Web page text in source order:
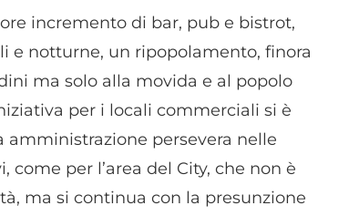
dati di geolocalizzazione precisi, Riconoscere i
in base a informazioni richieste attivamente.
la sicurezza, prevenire e rilevare frodi,
errori, Erogare e presentare
e contenuto, Salvare e comunicare le
privacy.
incremento di bar, pub e bistrot,
e notturne, un ripopolamento, finora
ma solo alla movida e al popolo
per i locali commerciali si è
amministrazione persevera nelle
per l’area del City, che non è
ma si continua con la presunzione